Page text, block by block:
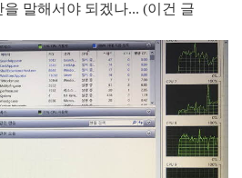
말해서야 되겠나... (이건 글